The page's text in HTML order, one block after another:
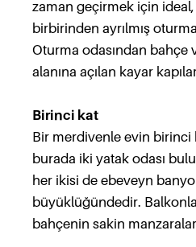
zaman geçirmek için
birbirinden ayrılmış
Oturma odasından bahçe
alanına açılan kayar
Birinci kat
Bir merdivenle evin birinci
burada iki yatak odası
her ikisi de ebeveyn
büyüklüğündedir.
bahçenin sakin